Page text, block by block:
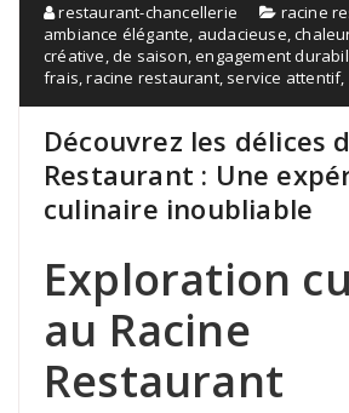
restaurant-chancellerie
racine
ambiance élégante, audacieuse,
créative,de saison,engagement
frais,racine restaurant, service attentif,
Découvrez les délices
Restaurant : Une
culinaire inoubliable
Exploration
au Racine
Restaurant